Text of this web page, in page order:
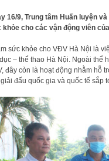
16/9, Trung tâm Huấn luyện
cho các vận động viên
sức khỏe cho VĐV Hà Nội là
– thể thao Hà Nội. Ngoài thể
đây còn là hoạt động nhằm hỗ
đấu quốc gia và quốc tế sắp